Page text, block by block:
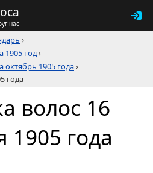
нас
›
1905 год›
1905 года›
года
волос 16
1905 года